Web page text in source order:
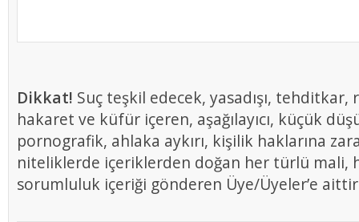
Dikkat! Suç teşkil edecek, yasadışı, tehditkar,
hakaret ve küfür içeren, aşağılayıcı, küçük
pornografik, ahlaka aykırı, kişilik haklarına
niteliklerde içeriklerden doğan her türlü mali,
sorumluluk içeriği gönderen Üye/Üyeler’e